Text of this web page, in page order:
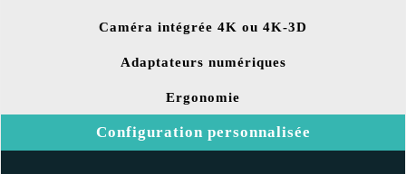
Caméra intégrée 4K ou 4K-3D
Adaptateurs numériques
Ergonomie
Configuration personnalisée